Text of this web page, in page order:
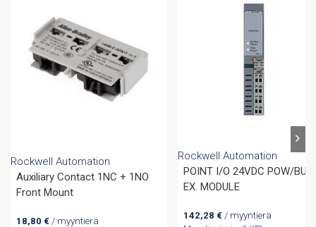
Rockwell Automation
Auxiliary Contact 1NC + 1NO
Front Mount
18,80 €/ myyntierä
Rockwell Automation
POINT I/O 24VDC POW/BUS
EX. MODULE
142,28 € / myyntierä